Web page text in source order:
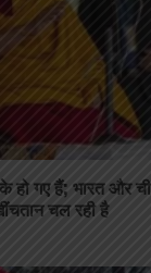
हो गए हैं; भारत और
चल रही है